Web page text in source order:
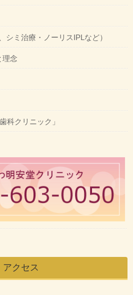
ミ治療・ノーリスIPLなど）
理念
科クリニック」
アクセス